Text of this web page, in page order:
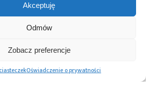
Akceptuję
Odmów
Zobacz preferencje
Oświadczenie o prywatności
Microchip i Micron
architekturę
pamięci masowej
PCIe® Gen 6 dla AI
z firmą RIGOL
Technologies